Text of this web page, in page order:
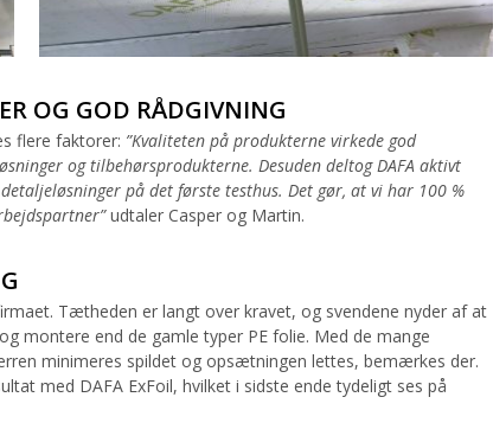
OG GOD RÅDGIVNING
flere faktorer: ”Kvaliteten på produkterne virkede god
og tilbehørsprodukterne. Desuden deltog DAFA aktivt
på det første testhus. Det gør, at vi har 100 %
udtaler Casper og Martin.
Tætheden er langt over kravet, og svendene nyder af at
montere end de gamle typer PE folie. Med de mange
minimeres spildet og opsætningen lettes, bemærkes der.
med DAFA ExFoil, hvilket i sidste ende tydeligt ses på